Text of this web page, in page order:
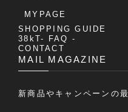
MYPAGE
SHOPPING GUIDE
38kT- FAQ -
CONTACT
MAIL MAGAZINE
新商品やキャンペーンの